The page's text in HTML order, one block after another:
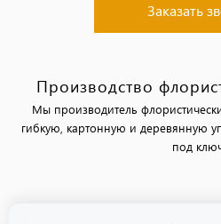
Заказать
Производство
Мы производитель
гибкую, картонную и деревянную
под